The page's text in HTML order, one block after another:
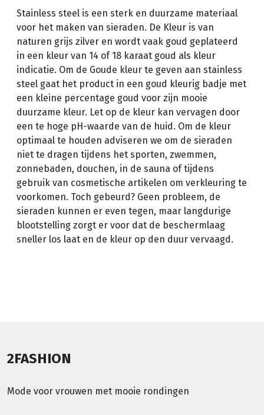
Stainless steel is een sterk en duurzame materiaal
voor het maken van sieraden. De Kleur is van
naturen grijs zilver en wordt vaak goud geplateerd
in een kleur van 14 of 18 karaat goud als kleur
indicatie. Om de Goude kleur te geven aan stainless
steel gaat het product in een goud kleurig badje met
een kleine percentage goud voor zijn mooie
duurzame kleur. Let op de kleur kan vervagen door
een te hoge pH-waarde van de huid. Om de kleur
optimaal te houden adviseren we om de sieraden
niet te dragen tijdens het sporten, zwemmen,
zonnebaden, douchen, in de sauna of tijdens
gebruik van cosmetische artikelen om verkleuring te
voorkomen. Toch gebeurd? Geen probleem, de
sieraden kunnen er even tegen, maar langdurige
blootstelling zorgt er voor dat de beschermlaag
sneller los laat en de kleur op den duur vervaagd.
2FASHION
Mode voor vrouwen met mooie rondingen